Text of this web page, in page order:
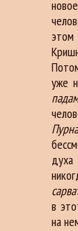
этом
уже
в
на